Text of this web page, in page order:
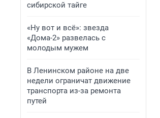
сибирской тайге
«Ну вот и всё»: звезда
«Дома-2» развелась с
молодым мужем
В Ленинском районе на две
недели ограничат движение
транспорта из-за ремонта
путей